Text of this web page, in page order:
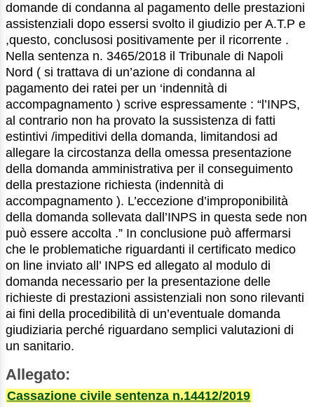
domande di condanna al pagamento delle prestazioni
assistenziali dopo essersi svolto il giudizio per A.T.P e
,questo, conclusosi positivamente per il ricorrente .
Nella sentenza n. 3465/2018 il Tribunale di Napoli
Nord ( si trattava di un’azione di condanna al
pagamento dei ratei per un ‘indennità di
accompagnamento ) scrive espressamente : “l’INPS,
al contrario non ha provato la sussistenza di fatti
estintivi /impeditivi della domanda, limitandosi ad
allegare la circostanza della omessa presentazione
della domanda amministrativa per il conseguimento
della prestazione richiesta (indennità di
accompagnamento ). L’eccezione d’improponibilità
della domanda sollevata dall’INPS in questa sede non
può essere accolta .” In conclusione può affermarsi
che le problematiche riguardanti il certificato medico
on line inviato all’ INPS ed allegato al modulo di
domanda necessario per la presentazione delle
richieste di prestazioni assistenziali non sono rilevanti
ai fini della procedibilità di un’eventuale domanda
giudiziaria perché riguardano semplici valutazioni di
un sanitario.
Allegato:
Cassazione civile sentenza n.14412/2019